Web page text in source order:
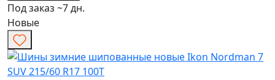
Под заказ ~7 дн.
Новые